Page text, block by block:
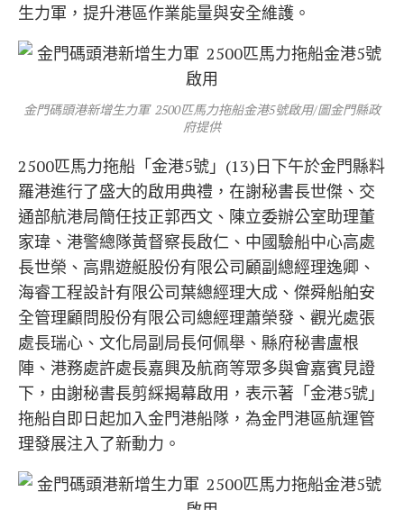
生力軍，提升港區作業能量與安全維護。
金門碼頭港新增生力軍 2500匹馬力拖船金港5號啟用/圖金門縣政
府提供
2500匹馬力拖船「金港5號」(13)日下午於金門縣料
羅港進行了盛大的啟用典禮，在謝秘書長世傑、交
通部航港局簡任技正郭西文、陳立委辦公室助理董
家瑋、港警總隊黃督察長啟仁、中國驗船中心高處
長世榮、高鼎遊艇股份有限公司顧副總經理逸卿、
海睿工程設計有限公司葉總經理大成、傑舜船舶安
全管理顧問股份有限公司總經理蕭榮發、觀光處張
處長瑞心、文化局副局長何佩舉、縣府秘書盧根
陣、港務處許處長嘉興及航商等眾多與會嘉賓見證
下，由謝秘書長剪綵揭幕啟用，表示著「金港5號」
拖船自即日起加入金門港船隊，為金門港區航運管
理發展注入了新動力。